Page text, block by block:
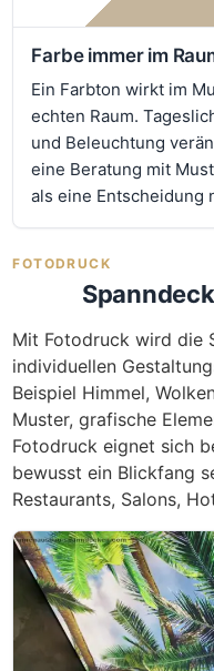
Farbe immer im
Ein Farbton wirkt im
echten Raum.
und Beleuchtung
eine Beratung mit
als eine Entscheidung
FOTODRUCK
Mit Fotodruck wird die
individuellen
Beispiel Himmel,
Muster, grafische
Fotodruck eignet sich
bewusst ein Blickfang
Restaurants, Salons,